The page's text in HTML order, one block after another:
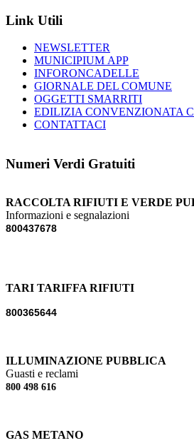
Link Utili
NEWSLETTER
MUNICIPIUM APP
INFORONCADELLE
GIORNALE DEL COMUNE
OGGETTI SMARRITI
EDILIZIA CONVENZIONATA
CONTATTACI
Numeri Verdi Gratuiti
RACCOLTA RIFIUTI E VERDE
Informazioni e segnalazioni
800437678
TARI TARIFFA RIFIUTI
800365644
ILLUMINAZIONE PUBBLICA
Guasti e reclami
800 498 616
GAS METANO